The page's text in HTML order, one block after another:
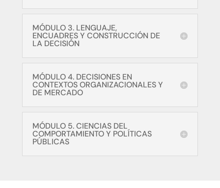
MÓDULO 3. LENGUAJE,
ENCUADRES Y CONSTRUCCIÓN DE
LA DECISIÓN
MÓDULO 4. DECISIONES EN
CONTEXTOS ORGANIZACIONALES Y
DE MERCADO
MÓDULO 5. CIENCIAS DEL
COMPORTAMIENTO Y POLÍTICAS
PÚBLICAS